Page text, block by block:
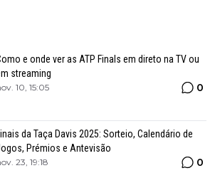
e onde ver as ATP Finals em direto na TV ou
streaming
10, 15:05 0
da Taça Davis 2025: Sorteio, Calendário de
Prémios e Antevisão
23, 19:18 0